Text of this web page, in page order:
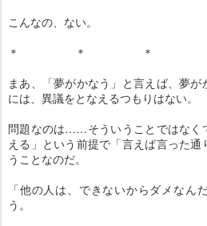
こんなの、ない。
＊ ＊ ＊
まあ、「夢がかなう」と言えば、夢
には、異議をとなえるつもりはない。
問題なのは……そういうことではな
える」という前提で「言えば言った
うことなのだ。
「他の人は、できないからダメなん
う。